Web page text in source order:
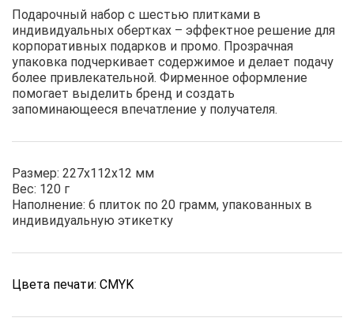
Подарочный набор с шестью плитками в
индивидуальных обертках – эффектное решение для
корпоративных подарков и промо. Прозрачная
упаковка подчеркивает содержимое и делает подачу
более привлекательной. Фирменное оформление
помогает выделить бренд и создать
запоминающееся впечатление у получателя.
Размер: 227х112х12 мм
Вес: 120 г
Наполнение: 6 плиток по 20 грамм, упакованных в
индивидуальную этикетку
Цвета печати: CMYK